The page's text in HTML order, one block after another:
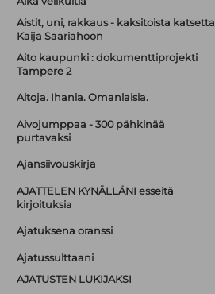
Aistit, uni, rakkaus - kaksitoista katsetta
Kaija Saariahoon
Aito kaupunki : dokumenttiprojekti
Tampere 2
Aitoja. Ihania. Omanlaisia.
Aivojumppaa - 300 pähkinää
purtavaksi
Ajansiivouskirja
AJATTELEN KYNÄLLÄNI esseitä
kirjoituksia
Ajatuksena oranssi
Ajatussulttaani
AJATUSTEN LUKIJAKSI